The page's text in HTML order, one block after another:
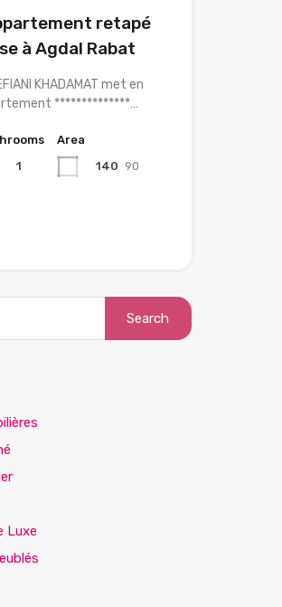
retapé
à Agdal Rabat
KHADAMAT met en
**************…
1
Area
140 90
Luxe